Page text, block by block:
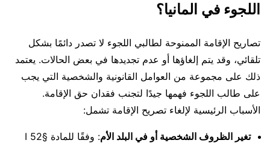
اللجوء في المانيا؟
تصاريح الإقامة الممنوحة لطالبي اللجوء لا تصدر دائمًا بشكل
تلقائي، وقد يتم إلغاؤها أو عدم تجديدها في بعض الحالات. يعتمد
ذلك على مجموعة من العوامل القانونية والشخصية التي يجب
على طالب اللجوء فهمها جيدًا لتجنب فقدان حق الإقامة.
الأسباب الرئيسية لإلغاء تصريح الإقامة تشمل:
تغير الظروف الشخصية أو في البلد الأم
: وفقًا للمادة §52 I